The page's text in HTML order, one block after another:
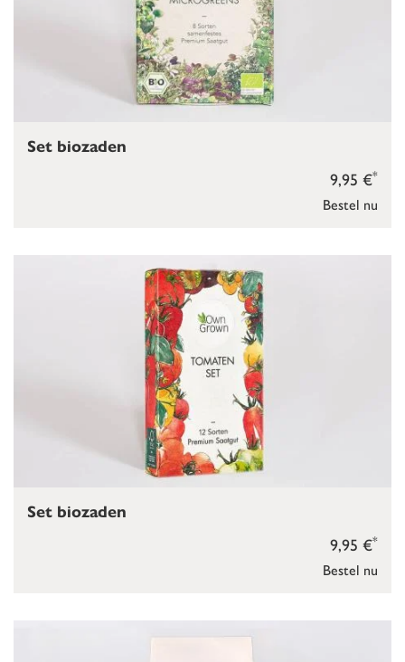
Bestel nu
9,95 €*
Set biozaden
Bestel nu
9,95 €*
Set biozaden